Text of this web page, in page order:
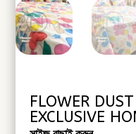
FLOWER
EXCLUSIVE